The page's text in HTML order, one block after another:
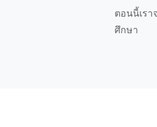
ตอนนี้เร
ศึกษา